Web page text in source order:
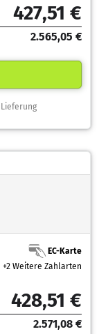
427,51 €
2.565,05 €
EC-Karte
+2 Weitere Zahlarten
428,51 €
2.571,08 €